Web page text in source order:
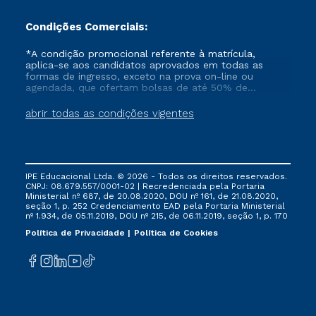
Condições Comerciais:
abrir todas as condições vigentes
*A condição promocional referente à matrícula,
aplica-se aos candidatos aprovados em todas as
formas de ingresso, exceto na prova on-line ou
agendada, que ofertam bolsas de até 50% de
que ainda não tenham efetivado e/ou não tenham
cancelado ou trancado sua matrícula em uma das
via FIES, Prouni e outros programas governamentais, e
não se acumula com nenhuma outra campanha
ofertada pela Instituição.
IPE Educacional Ltda. © 2026 - Todos os direitos reservados.
CNPJ: 08.679.557/0001-02 | Recredenciada pela Portaria
Ministerial nº 687, de 20.08.2020, DOU nº 161, de 21.08.2020,
seção 1, p. 252 Credenciamento EAD pela Portaria Ministerial
nº 1.934, de 05.11.2019, DOU nº 215, de 06.11.2019, seção 1, p. 170
Política de Privacidade
Política de Cookies